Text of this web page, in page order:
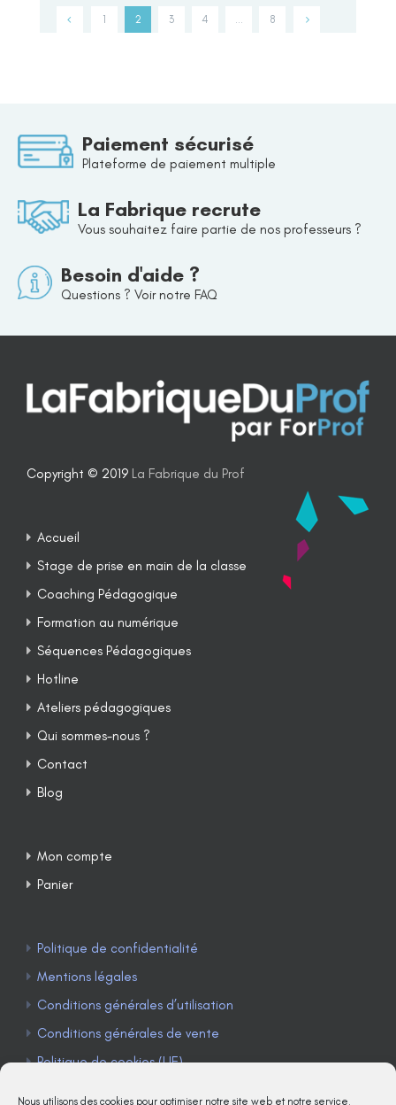
Nous utilisons des cookies pour optimiser notre site web et notre service.
1 2 3 4 8
Paiement sécurisé
Plateforme de paiement multiple
La Fabrique recrute
Vous souhaitez faire partie de nos professeurs ?
Besoin d'aide ?
Questions ? Voir notre FAQ
Copyright © 2019 La Fabrique du Prof
Accueil
Stage de prise en main de la classe
Coaching Pédagogique
Formation au numérique
Séquences Pédagogiques
Hotline
Ateliers pédagogiques
Qui sommes-nous ?
Contact
Blog
Mon compte
Panier
Politique de confidentialité
Mentions légales
Conditions générales d’utilisation
Conditions générales de vente
Politique de cookies (UE)